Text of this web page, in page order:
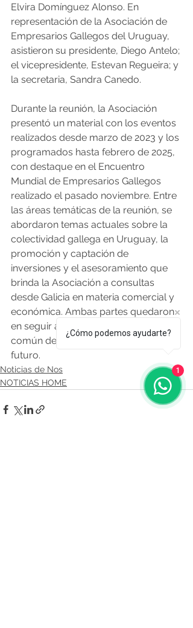
Elvira Domínguez Alonso. En
representación de la Asociación de
Empresarios Gallegos del Uruguay,
asistieron su presidente, Diego Antelo;
el vicepresidente, Estevan Regueira; y
la secretaria, Sandra Canedo.
Durante la reunión, la Asociación
presentó un material con los eventos
realizados desde marzo de 2023 y los
programados hasta febrero de 2025,
con destaque en el Encuentro
Mundial de Empresarios Gallegos
realizado el pasado noviembre. Entre
las áreas temáticas de la reunión, se
abordaron temas actuales sobre la
colectividad gallega en Uruguay, la
promoción y captación de
inversiones y el asesoramiento que
brinda la Asociación a consultas
desde Galicia en materia comercial y
económica. Ambas partes quedaron
en seguir avanzando en temas en
común de importante relevancia de
futuro.
Noticias de Nos
NOTICIAS HOME
¿Cómo podemos ayudarte?
1